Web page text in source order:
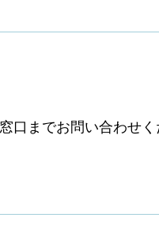
口までお問い合わせ